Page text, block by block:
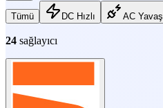
Tümü DC Hızlı AC Yavaş
24 sağlayıcı